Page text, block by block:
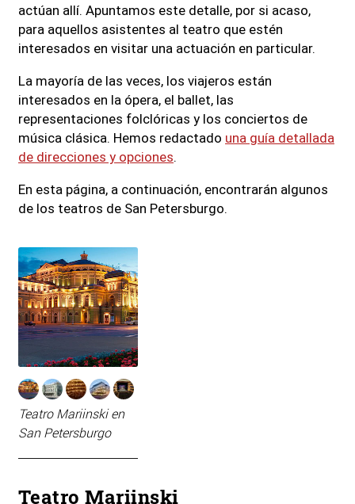
actúan allí. Apuntamos este detalle, por si acaso,
para aquellos asistentes al teatro que estén
interesados ​​en visitar una actuación en particular.
La mayoría de las veces, los viajeros están
interesados ​​en la ópera, el ballet, las
representaciones folclóricas y los conciertos de
música clásica. Hemos redactado una guía detallada
de direcciones y opciones.
En esta página, a continuación, encontrarán algunos
de los teatros de San Petersburgo.
Teatro Mariinski en
San Petersburgo
Teatro Mariinski